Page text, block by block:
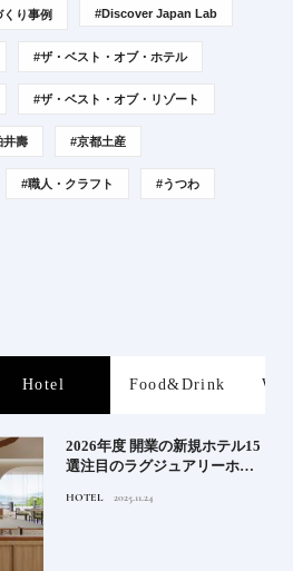
り事例 #Discover Japan Lab
#ザ・ベスト・オブ・ホテル
#ザ・ベスト・オブ・リゾート
井壽 #京都土産
#職人・クラフト #うつわ
Hotel Food&Drink
2026年度 開業の新規ホテル15
選注目のラグジュアリーホテ
ィホテルまでご紹介【前編】
HOTEL 2025.11.24